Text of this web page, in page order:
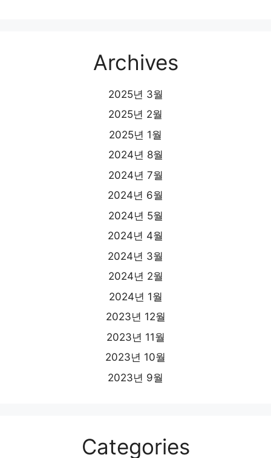
Archives
2025년 3월
2025년 2월
2025년 1월
2024년 8월
2024년 7월
2024년 6월
2024년 5월
2024년 4월
2024년 3월
2024년 2월
2024년 1월
2023년 12월
2023년 11월
2023년 10월
2023년 9월
Categories